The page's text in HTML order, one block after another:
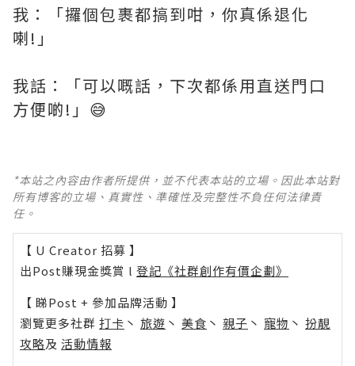
我：「攞個包裹都搞到咁，你真係退化
喇!」
我話：「可以嘅話，下次都係用直送門口
方便啲!」😅
*本站之內容由作者所提供，並不代表本站的立場。因此本站對
所有博客的立場、真實性、準確性及完整性不負任何法律責
任。
【 U Creator 招募 】
出Post賺現金獎賞 l 登記《社群創作有價企劃》
【 睇Post + 參加品牌活動 】
瀏覽更多社群 打卡 丶 旅遊 丶 美食 丶 親子 丶 寵物 丶 扮靚
攻略及 活動情報